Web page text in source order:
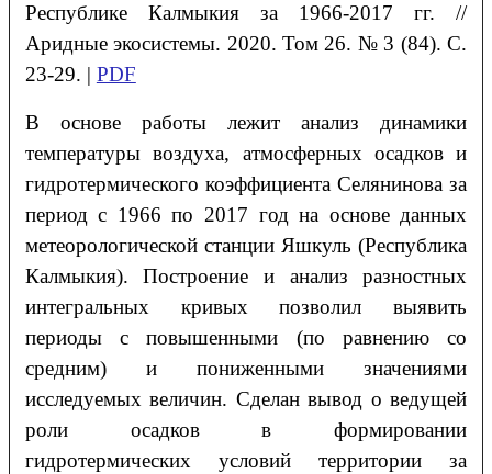
Республике Калмыкия за 1966-2017 гг.//
Аридные экосистемы. 2020. Том 26. № 3 (84). С.
23-29. | PDF
В основе работы лежит анализ динамики
температуры воздуха, атмосферных осадков и
гидротермического коэффициента Селянинова за
период с 1966 по 2017 год на основе данных
метеорологической станции Яшкуль (Республика
Калмыкия). Построение и анализ разностных
интегральных кривых позволил выявить
периоды с повышенными (по равнению со
средним) и пониженными значениями
исследуемых величин. Сделан вывод о ведущей
роли осадков в формировании
гидротермических условий территории за